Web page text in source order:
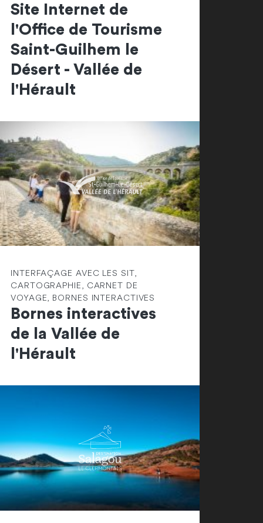
Site Internet de
l'Office de Tourisme
Saint-Guilhem le
Désert - Vallée de
l'Hérault
INTERFAÇAGE AVEC LES SIT,
CARTOGRAPHIE, CARNET DE
VOYAGE, BORNES INTERACTIVES
Bornes interactives
de la Vallée de
l'Hérault